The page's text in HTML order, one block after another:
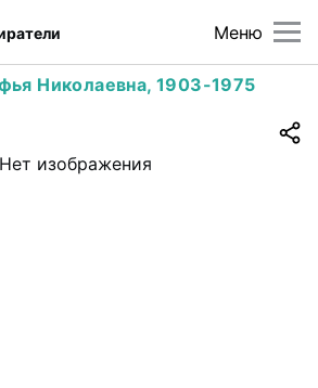
Меню
Николаевна, 1903-1975
Нет изображения